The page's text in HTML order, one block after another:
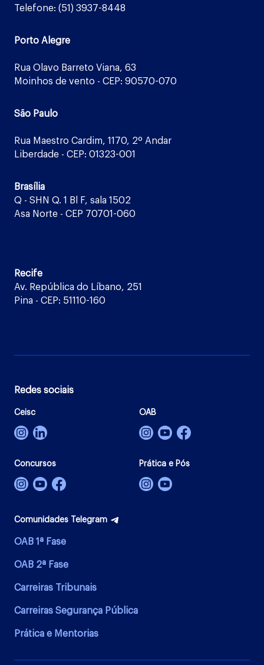
Telefone: (51) 3937-8448
Porto Alegre
Rua Olavo Barreto Viana, 63
Moinhos de vento - CEP: 90570-070
São Paulo
Rua Maestro Cardim, 1170, 2º Andar
Liberdade - CEP: 01323-001
Brasília
Q - SHN Q. 1 Bl F, sala 1502
Asa Norte - CEP 70701-060
Recife
Av. República do Líbano, 251
Pina - CEP: 51110-160
Redes sociais
Ceisc OAB
Concursos Prática e Pós
Comunidades Telegram
OAB 1ª Fase
OAB 2ª Fase
Carreiras Tribunais
Carreiras Segurança Pública
Prática e Mentorias